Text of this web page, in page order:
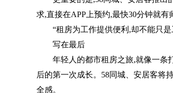
求,直接在APP上预约,最快30分钟就有
“租房为工作提供便利,却不能只
写在最后
年轻人的都市租房之旅,就像一条
后的第一次成长。58同城、安居客将
全感。